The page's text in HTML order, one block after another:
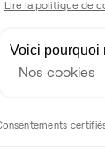
Lire la politique de
Voici pourquoi
Nos cookies